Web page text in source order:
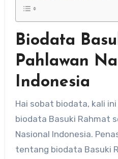
Biodata
Pahlawan
Indonesia
Hai sobat biodata, kali ini kami akan bagikan
biodata Basuki Rahmat
Nasional Indonesia.
tentang biodata Basuki